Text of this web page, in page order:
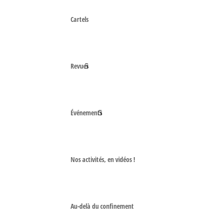
Cartels
Revues
Événements
Nos activités, en vidéos !
Au-delà du confinement